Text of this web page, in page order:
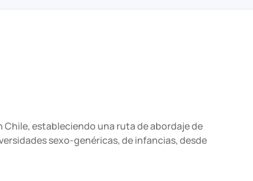
estableciendo una ruta de abordaje de
sexo-genéricas, de infancias, desde